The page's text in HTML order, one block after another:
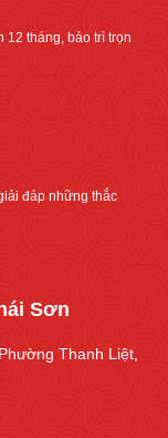
12 tháng, bảo trì trọn
đáp những thắc
Sơn
Thanh Liệt,